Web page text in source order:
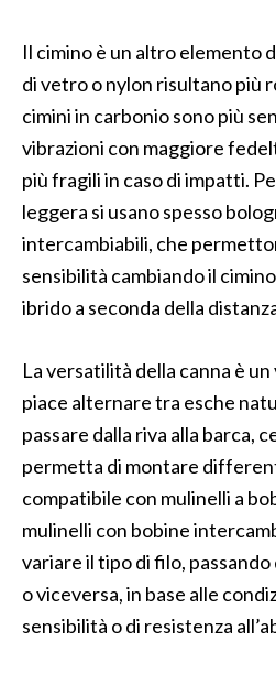
Il cimino è un altro elemento
di vetro o nylon risultano più
cimini in carbonio sono più
vibrazioni con maggiore
più fragili in caso di impatti.
leggera si usano spesso
intercambiabili, che
sensibilità cambiando il
ibrido a seconda della
La versatilità della canna è
piace alternare tra esche
passare dalla riva alla barca,
permetta di montare
compatibile con mulinelli a
mulinelli con bobine
variare il tipo di filo,
o viceversa, in base alle
sensibilità o di resistenza